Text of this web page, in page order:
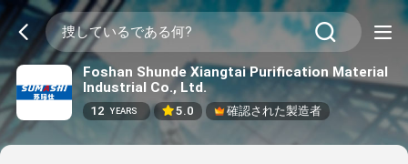
Foshan Shunde Xiangtai Purification Material
Industrial Co., Ltd.
12 YEARS 5.0 確認された製造者